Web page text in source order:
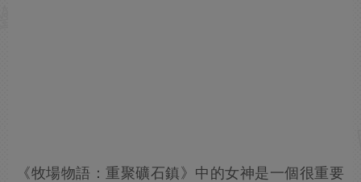
《牧場物語：重聚礦石鎮》中的女神是一個很重要